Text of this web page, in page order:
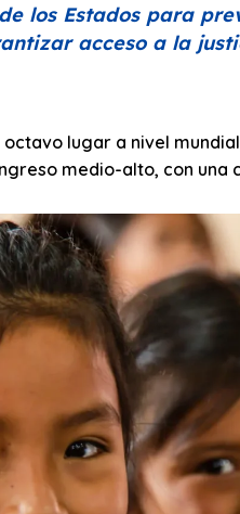
los Estados para
acceso a la
lugar a nivel
medio-alto, con una